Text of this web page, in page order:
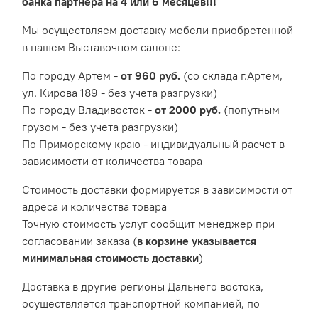
Мы осуществляем доставку мебели приобретенной
в нашем Выставочном салоне:
По городу Артем - от 960 руб. (со склада г.Артем,
ул. Кирова 189 - без учета разгрузки)
По городу Владивосток - от 2000 руб. (попутным
грузом - без учета разгрузки)
По Приморскому краю - индивидуальный расчет в
зависимости от количества товара
Cтоимость доставки формируется в зависимости от
адреса и количества товара
Точную стоимость услуг сообщит менеджер при
согласовании заказа (в корзине указывается
минимальная стоимость доставки)
Доставка в другие регионы Дальнего востока,
осуществляется транспортной компанией, по